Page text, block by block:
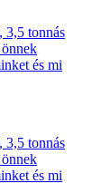
3,5 tonnás
és mi
3,5 tonnás
és mi